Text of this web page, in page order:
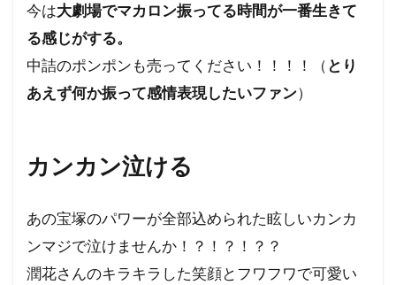
今は大劇場でマカロン振ってる時間が一番生きて
る感じがする。
中詰のポンポンも売ってください！！！！（ とり
あえず何か振って感情表現したいファン）
カンカン泣ける
あの宝塚のパワーが全部込められた眩しいカンカ
ンマジで泣けませんか！？！？！？？
潤花さんのキラキラした笑顔とフワフワで可愛い